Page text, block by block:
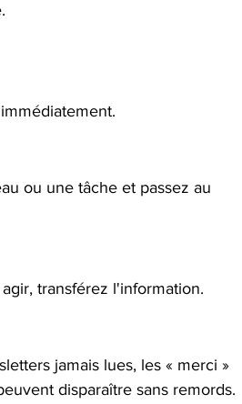
ou une tâche et passez au
transférez l'information.
jamais lues, les « merci »
disparaître sans remords.